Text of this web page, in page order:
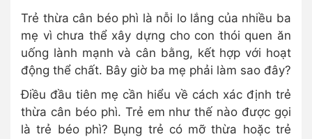
Trẻ thừa cân béo phì là nỗi lo lắng của nhiều ba
mẹ vì chưa thể xây dựng cho con thói quen ăn
uống lành mạnh và cân bằng, kết hợp với hoạt
động thể chất. Bây giờ ba mẹ phải làm sao đây?
Điều đầu tiên mẹ cần hiểu về cách xác định trẻ
thừa cân béo phì. Trẻ em như thế nào được gọi
là trẻ béo phì? Bụng trẻ có mỡ thừa hoặc trẻ